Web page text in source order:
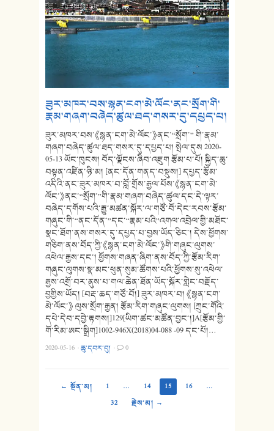
ཟུར་མཁར་བས་སྙན་ངག་མེ་ལོང་ནང་སྲོག་གི་
རྣམ་གཞག་བཞེད་ཚུལ་ཐད་གསར་དུ་དཔྱད་པ།
ཟུར་མཁར་བས་《སྙན་ངག་མེ་ལོང་》ནང་“སྲོག་” གི་རྣམ་
གཞག་བཞེད་ཚུལ་ཐད་གསར་དུ་དཔྱད་པ། སྤེལ་དུས 2020-
05-13 ཡོང་ཁུངས། བོད་ལྗོངས་ཞིབ་འཇུག རྩོམ་པ་པོ། སྐྱིད་ཆུ་
བསྟན་འཛིན་ཉི་མ། [ནང་དོན་གནད་བསྡུས།] དཔྱད་རྩོམ་
འདིའི་ནང་ཟུར་མཁར་བ་བློ་གྲོས་རྒྱལ་པོས་《སྙན་ངག་མེ་
ལོང་》ནང་“སྲོག་”གི་རྣམ་གཞག་བཞེད་ཚུལ་དང་དེ་ལྟར་
བཞེད་དགོས་པའི་རྒྱུ་མཚན་སྐོར་ལ་གཙོ་བོ་དེང་རབས་རྩོམ་
གཞུང་གི་“ནང་དོན་”དང་“རྣམ་པའི”འགལ་འབྲེལ་གྱི་མཐོང་
སྣང་ཐོག་ནས་གསར་དུ་དཔྱད་པ་བྱས་ཡོད་ཅིང་། དེས་ཕྱོགས་
གཅིག་ནས་བོད་ཀྱི་《སྙན་ངག་མེ་ལོང་》གི་གཞུང་ལུགས་
འཕེལ་རྒྱས་དང་། ཕྱོགས་གཞན་ཞིག་ནས་བོད་ཀྱི་རྩོམ་རིག་
གཞུང་ལུགས་སྣ་མང་ཕུན་སུམ་ཚོགས་པའི་ཕྱོགས་སུ་འཕེལ་
རྒྱས་འགྲོ་བར་ནུས་པ་གལ་ཆེན་ཐོན་ཡོད་སྐོར་གླེང་བརྗོད་
བྱགྱིས་ཡོད། [བརྡ་ཆད་གཙོ་བོ།] ཟུར་མཁར་བ། 《སྙན་ངག་
མེ་ལོང་》 ལུས་སྲོག་རྒྱན། རྩོམ་རིག་གཞུང་ལུགས། [ཀྲུང་གོའི་
དཔེ་དེབ་དབྱེ་རྟགས།]129[ཡིག་ཚང་མཚོན་བྱང་།]A[རྩོམ་གྱི་
གོ་རིམ་ཨང་སྒྲིག]1002-946X(2018)04-088 -09 དང་པོ།…
2020-05-16 ·ཆུ་དབར་བུ། · 0
← སྔོན་མ། 1 … 14 15 16
…
32
རྗེས་མ། →